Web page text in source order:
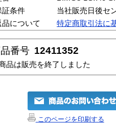
証条件
当社販売日後セ
品について
特定商取引法に
番号 12411352
品は販売を終了しました
このページを印刷する